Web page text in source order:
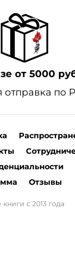
от 5000
отправка по
Отзывы
с 2013 года